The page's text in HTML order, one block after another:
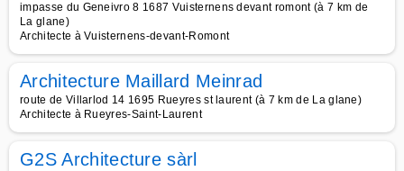
impasse du Geneivro 8 1687 Vuisternens devant romont (à 7 km de
La glane)
Architecte à Vuisternens-devant-Romont
Architecture Maillard Meinrad
route de Villarlod 14 1695 Rueyres st laurent (à 7 km de La glane)
Architecte à Rueyres-Saint-Laurent
G2S Architecture sàrl